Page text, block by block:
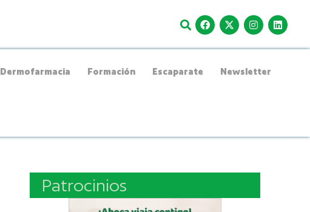
Dermofarmacia Formación Escaparate Newsletter
Patrocinios